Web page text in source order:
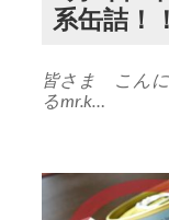
系缶詰！！
皆さま こんに
るmr.k…